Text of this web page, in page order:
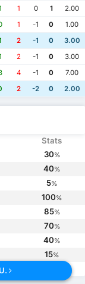
1 0 1
2.00
1 -1 0
1.00
2 -1 0
3.00
2 -1 0
3.00
4 -1 0
7.00
2 -2 0 2.00
Stats
30%
40%
5%
100%
85%
70%
40%
15%